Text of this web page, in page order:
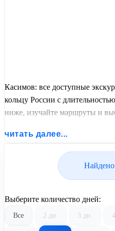
Касимов: все доступные
кольцу России с
ниже, изучайте маршруты и
United Travel Systems.
читать далее...
Найдено
Выберите количество дней:
Все 2 дн. 3 дн.